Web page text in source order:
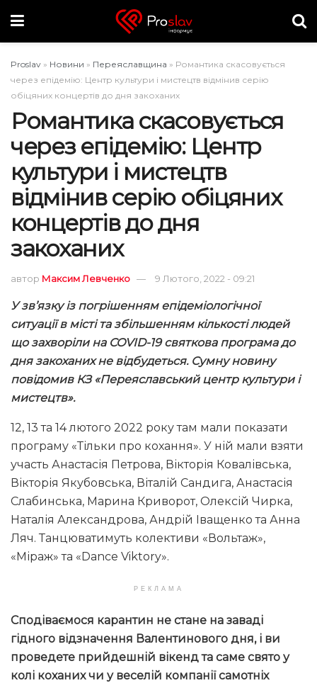
Proslav » Новини » Переяславщина » Романтика скасовується
через епідемію: Центр культури і мистецтв відмінив серію
обіцяних концертів до дня закоханих
Романтика скасовується
через епідемію: Центр
культури і мистецтв
відмінив серію обіцяних
концертів до дня
закоханих
автор Максим Левченко 9 Лютого, 2022 - 09:21
У зв’язку із погрішенням епідеміологічної
ситуації в місті та збільшенням кількості людей
що захворіли на COVID-19 святкова програма до
дня закоханих не відбудеться. Сумну новину
повідомив КЗ «Переяславський центр культури і
мистецтв».
12, 13 та 14 лютого 2022 року там мали показати
програму «Тільки про кохання». У ній мали взяти
участь Анастасія Петрова, Вікторія Ковалівська,
Вікторія Якубовська, Віталій Сандига, Анастасія
Слабинська, Марина Криворот, Олексій Чирка,
Наталія Александрова, Андрій Іващенко та Анна
Ляч. Танцюватимуть колективи «Вольтаж»,
«Міраж» та «Dance Viktory».
РЕКЛАМА
Сподіваємося карантин не стане на заваді
гідного відзначення Валентинового дня, і ви
проведете прийдешній вікенд та саме свято у
колі коханих чи у веселій компанії самотніх